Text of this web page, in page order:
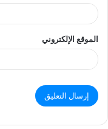
الموقع الإلكتروني